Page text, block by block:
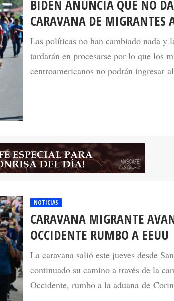
BIDEN ANUNCIA QUE NO
CARAVANA DE MIGRANTES
Las políticas no han cambiado nada y
tardarán en procesarse por lo que los
centroamericanos no podrán ingresar
NOTICIAS
CARAVANA MIGRANTE
OCCIDENTE RUMBO A EEUU
La caravana salió este jueves desde
continuado su camino a través de la
Occidente, rumbo a la aduana de